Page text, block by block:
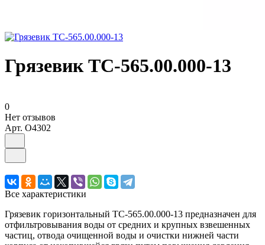
Грязевик ТС-565.00.000-13
0
Нет отзывов
Арт. O4302
Все характеристики
Грязевик горизонтальный ТС-565.00.000-13 предназначен для
отфильтровывания воды от средних и крупных взвешенных
частиц, отвода очищенной воды и очистки нижней части